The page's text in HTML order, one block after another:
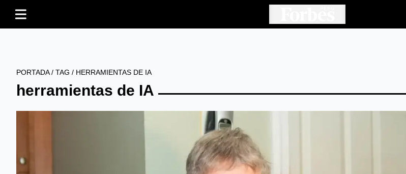
PORTADA/ TAG / HERRAMIENTAS DE IA
herramientas de IA